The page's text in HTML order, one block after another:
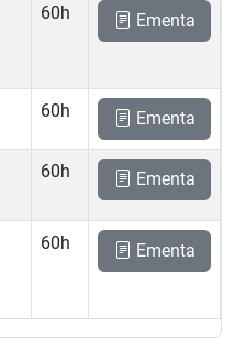
60h Ementa
60h Ementa
60h Ementa
60h Ementa